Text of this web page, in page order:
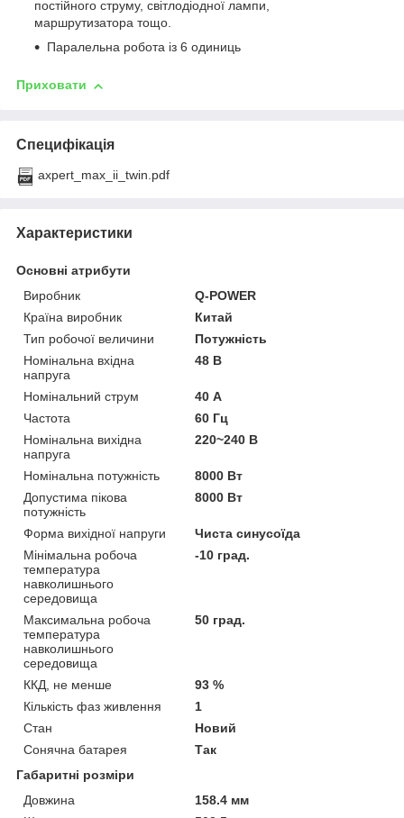
постійного струму, світлодіодної лампи,
маршрутизатора тощо.
Паралельна робота із 6 одиниць
Приховати
Специфікація
axpert_max_ii_twin.pdf
Характеристики
Основні атрибути
Виробник
Q-POWER
Країна виробник
Китай
Тип робочої величини
Потужність
Номінальна вхідна
напруга
48 В
Номінальний струм
40 А
Частота
60 Гц
Номінальна вихідна
напруга
220~240 В
Номінальна потужність
8000 Вт
Допустима пікова
потужність
8000 Вт
Форма вихідної напруги
Чиста синусоїда
Мінімальна робоча
температура
навколишнього
середовища
-10 град.
Максимальна робоча
температура
навколишнього
середовища
50 град.
ККД, не менше
93 %
Кількість фаз живлення
1
Стан
Новий
Сонячна батарея
Так
Габаритні розміри
Довжина
158.4 мм